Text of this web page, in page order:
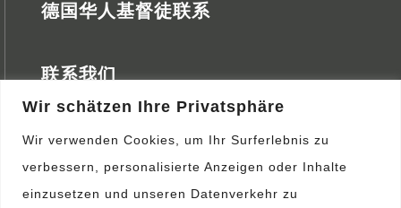
Wir schätzen Ihre Privatsphäre
Wir verwenden Cookies, um Ihr Surferlebnis zu
verbessern, personalisierte Anzeigen oder Inhalte
einzusetzen und unseren Datenverkehr zu
德国华人基督徒联系
联系我们
开放时间，交通指引，查询表格
营会消息